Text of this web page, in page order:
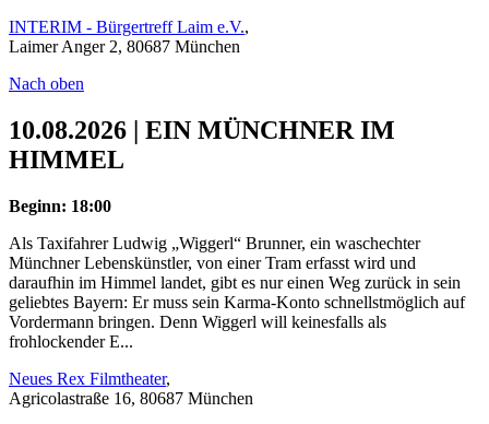
INTERIM - Bürgertreff Laim e.V.,
Laimer Anger 2, 80687 München
Nach oben
10.08.2026 | EIN MÜNCHNER IM
HIMMEL
Beginn: 18:00
Als Taxifahrer Ludwig „Wiggerl“ Brunner, ein waschechter
Münchner Lebenskünstler, von einer Tram erfasst wird und
daraufhin im Himmel landet, gibt es nur einen Weg zurück in sein
geliebtes Bayern: Er muss sein Karma-Konto schnellstmöglich auf
Vordermann bringen. Denn Wiggerl will keinesfalls als
frohlockender E...
Neues Rex Filmtheater,
Agricolastraße 16, 80687 München